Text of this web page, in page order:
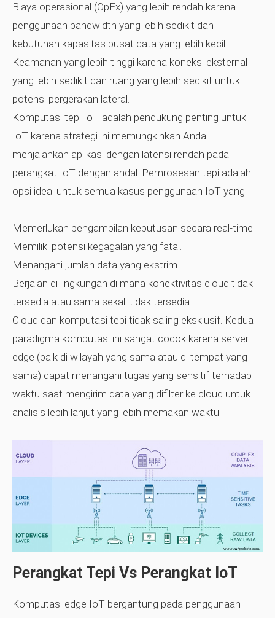
Biaya operasional (OpEx) yang lebih rendah karena
penggunaan bandwidth yang lebih sedikit dan
kebutuhan kapasitas pusat data yang lebih kecil.
Keamanan yang lebih tinggi karena koneksi eksternal
yang lebih sedikit dan ruang yang lebih sedikit untuk
potensi pergerakan lateral.
Komputasi tepi IoT adalah pendukung penting untuk
IoT karena strategi ini memungkinkan Anda
menjalankan aplikasi dengan latensi rendah pada
perangkat IoT dengan andal. Pemrosesan tepi adalah
opsi ideal untuk semua kasus penggunaan IoT yang:
Memerlukan pengambilan keputusan secara real-time.
Memiliki potensi kegagalan yang fatal.
Menangani jumlah data yang ekstrim.
Berjalan di lingkungan di mana konektivitas cloud tidak
tersedia atau sama sekali tidak tersedia.
Cloud dan komputasi tepi tidak saling eksklusif. Kedua
paradigma komputasi ini sangat cocok karena server
edge (baik di wilayah yang sama atau di tempat yang
sama) dapat menangani tugas yang sensitif terhadap
waktu saat mengirim data yang difilter ke cloud untuk
analisis lebih lanjut yang lebih memakan waktu.
Perangkat Tepi Vs Perangkat IoT
Komputasi edge IoT bergantung pada penggunaan